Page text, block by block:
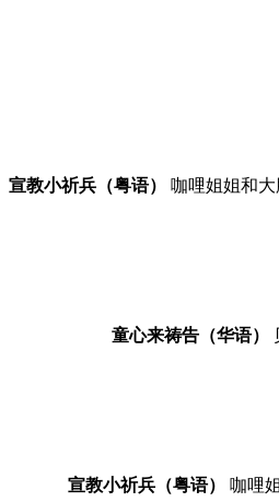
宣教小祈兵（粤语） 咖哩姐姐和
童心来祷告（华语）
宣教小祈兵（粤语） 咖哩